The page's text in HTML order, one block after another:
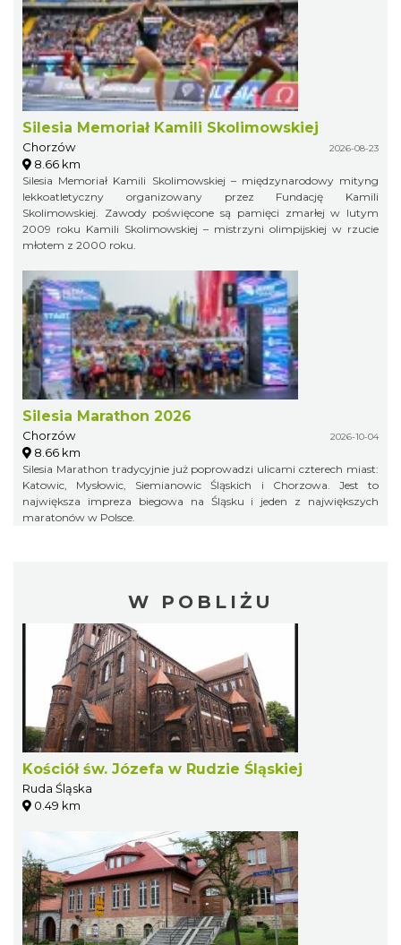
Silesia Memoriał Kamili Skolimowskiej
Chorzów 2026-08-23
8.66 km
Silesia Memoriał Kamili Skolimowskiej – międzynarodowy mityng
lekkoatletyczny organizowany przez Fundację Kamili
Skolimowskiej. Zawody poświęcone są pamięci zmarłej w lutym
2009 roku Kamili Skolimowskiej – mistrzyni olimpijskiej w rzucie
młotem z 2000 roku.
Silesia Marathon 2026
Chorzów 2026-10-04
8.66 km
Silesia Marathon tradycyjnie już poprowadzi ulicami czterech miast:
Katowic, Mysłowic, Siemianowic Śląskich i Chorzowa. Jest to
największa impreza biegowa na Śląsku i jeden z największych
maratonów w Polsce.
W POBLIŻU
Kościół św. Józefa w Rudzie Śląskiej
Ruda Śląska
0.49 km